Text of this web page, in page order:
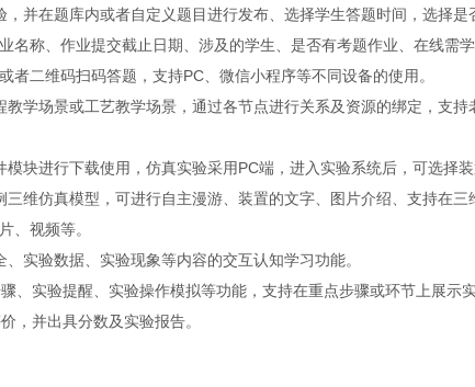
并在题库内或者自定义题目进行发布、选择学生答题时间，选择是
名称、作业提交截止日期、涉及的学生、是否有考题作业、在线需
二维码扫码答题，支持PC、微信小程序等不同设备的使用。
学场景或工艺教学场景，通过各节点进行关系及资源的绑定，支持
块进行下载使用，仿真实验采用PC端，进入实验系统后，可选择装
维仿真模型，可进行自主漫游、装置的文字、图片介绍、支持在三
、视频等。
实验数据、实验现象等内容的交互认知学习功能。
、实验提醒、实验操作模拟等功能，支持在重点步骤或环节上展示
，并出具分数及实验报告。